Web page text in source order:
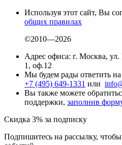
Используя этот сайт, Вы
общих правилах
©2010—2026
Адрес офиса: г. Москва,
1, оф.12
Мы будем рады ответить
+7 (495) 649-1331 или
Вы также можете
поддержки, заполнив
Скидка 3% за подписку
Подпишитесь на рассылку,